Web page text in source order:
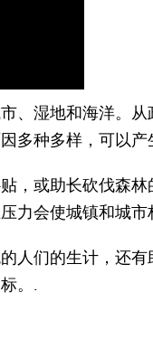
、湿地和海洋。
多种多样，可以产
，或助长砍伐森
会使城镇和城市
们的生计，还有
。.